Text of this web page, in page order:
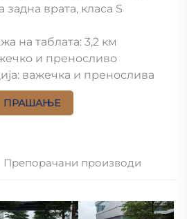
врата, класа S
на таблата: 3,2 км
и преносливо
важечка и пренослива
ПРАШАЊЕ
Препорачани производи